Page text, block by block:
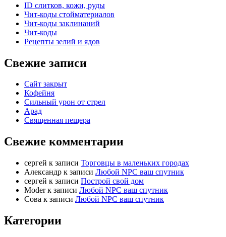
ID слитков, кожи, руды
Чит-коды стойматериалов
Чит-коды заклинаний
Чит-коды
Рецепты зелий и ядов
Свежие записи
Сайт закрыт
Кофейня
Cильный урон от стрел
Арад
Священная пещера
Свежие комментарии
cергей к записи Торговцы в маленьких городах
Александр к записи Любой NPC ваш спутник
cергей к записи Построй свой дом
Moderк записи Любой NPC ваш спутник
Сова к записи Любой NPC ваш спутник
Категории